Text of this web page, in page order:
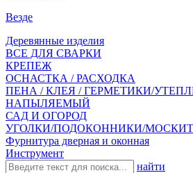
Везде
Деревянные изделия
ВСЕ ДЛЯ СВАРКИ
КРЕПЕЖ
ОСНАСТКА / РАСХОДКА
ПЕНА / КЛЕЯ / ГЕРМЕТИКИ/
НАПЫЛЯЕМЫЙ
САД И ОГОРОД
УГОЛКИ/ПОДОКОННИКИ/
Фурнитура дверная и оконная
Инструмент
найти